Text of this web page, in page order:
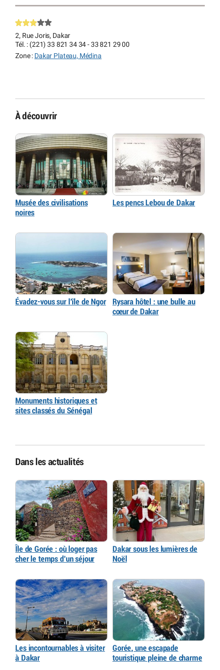
2, Rue Joris, Dakar
Tél. : (221) 33 821 34 34 - 33 821 29 00
Zone : Dakar Plateau, Médina
À découvrir
Musée des civilisations
noires
Les pencs Lebou de Dakar
Évadez-vous sur l’île de Ngor
Rysara hôtel : une bulle au
cœur de Dakar
Monuments historiques et
sites classés du Sénégal
Dans les actualités
Île de Gorée : où loger pas
cher le temps d’un séjour
Dakar sous les lumières de
Noël
Les incontournables à visiter
à Dakar
Gorée, une escapade
touristique pleine de charme